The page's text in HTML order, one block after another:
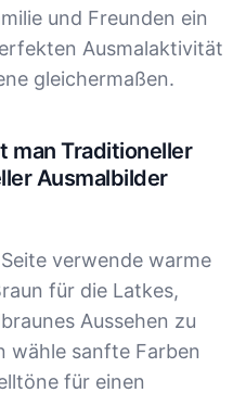
und Freunden ein
Ausmalaktivität
gleichermaßen.
man Traditioneller
Ausmalbilder
verwende warme
für die Latkes,
Aussehen zu
wähle sanfte Farben
für einen